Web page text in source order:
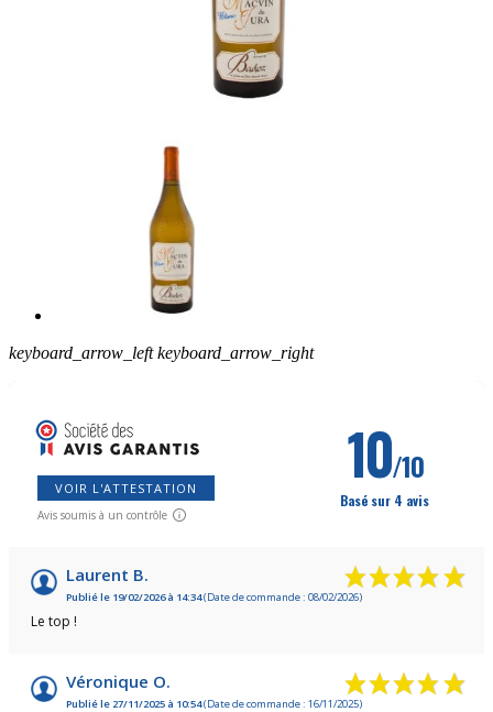
keyboard_arrow_left keyboard_arrow_right
VOIR L'ATTESTATION
Avis soumis à un contrôle
10/10
Basé sur 4 avis
Laurent B.
Publié le 19/02/2026 à 14:34(Date de commande : 08/02/2026)
Le top !
Véronique O.
Publié le 27/11/2025 à 10:54(Date de commande : 16/11/2025)